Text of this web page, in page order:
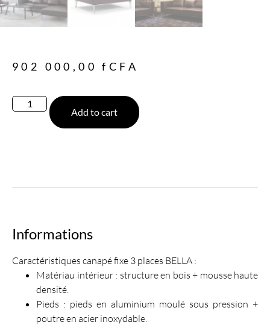
902 000,00fCFA
Add to cart
Informations
Caractéristiques canapé fixe 3 places BELLA :
Matériau intérieur : structure en bois + mousse haute
densité.
Pieds : pieds en aluminium moulé sous pression +
poutre en acier inoxydable.